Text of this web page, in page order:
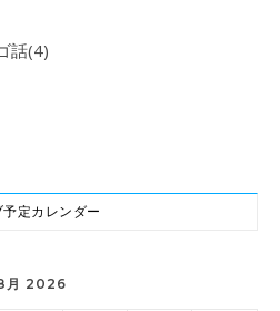
話(4)
予定カレンダー
月 2026